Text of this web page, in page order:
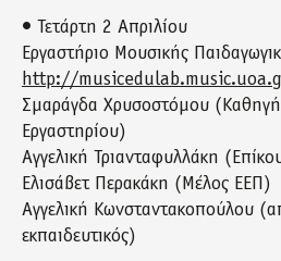
• Τετάρτη 2 Απριλίου
Εργαστήριο Μουσικής
http://
Σμαράγδα Χρυσοστόμου
Εργαστηρίου)
Αγγελική Τριανταφυλλάκη
Ελισάβετ Περακάκη (Μέλος ΕΕΠ)
Αγγελική Κωνσταντακοπούλου
εκπαιδευτικός)